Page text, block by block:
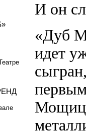
И он
«Дуб
идет